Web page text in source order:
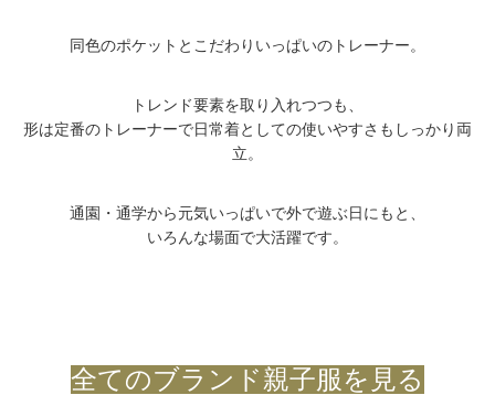
同色のポケットとこだわりいっぱいのトレーナー。
トレンド要素を取り入れつつも、
形は定番のトレーナーで日常着としての使いやすさもしっかり両
立。
通園・通学から元気いっぱいで外で遊ぶ日にもと、
いろんな場面で大活躍です。
全てのブランド親子服を見る